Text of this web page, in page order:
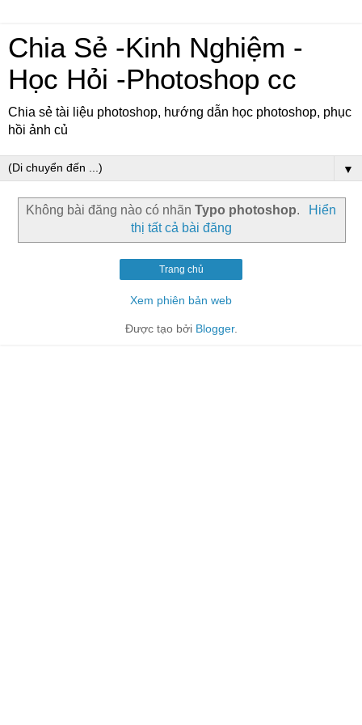
Chia Sẻ -Kinh Nghiệm -
Học Hỏi -Photoshop cc
Chia sẻ tài liệu photoshop, hướng dẫn học photoshop, phục
hồi ảnh củ
▼
Không bài đăng nào có nhãnTypo photoshop.
Hiển
thị tất cả bài đăng
Trang chủ
Xem phiên bản web
Được tạo bởi Blogger.